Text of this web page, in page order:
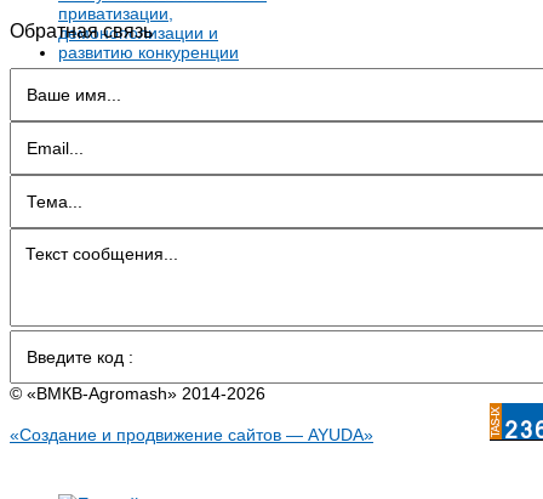
Обратная связь
© «BMКB-Аgromash» 2014-2026
«Создание и продвижение сайтов — AYUDA»